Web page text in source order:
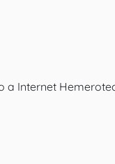
a Internet